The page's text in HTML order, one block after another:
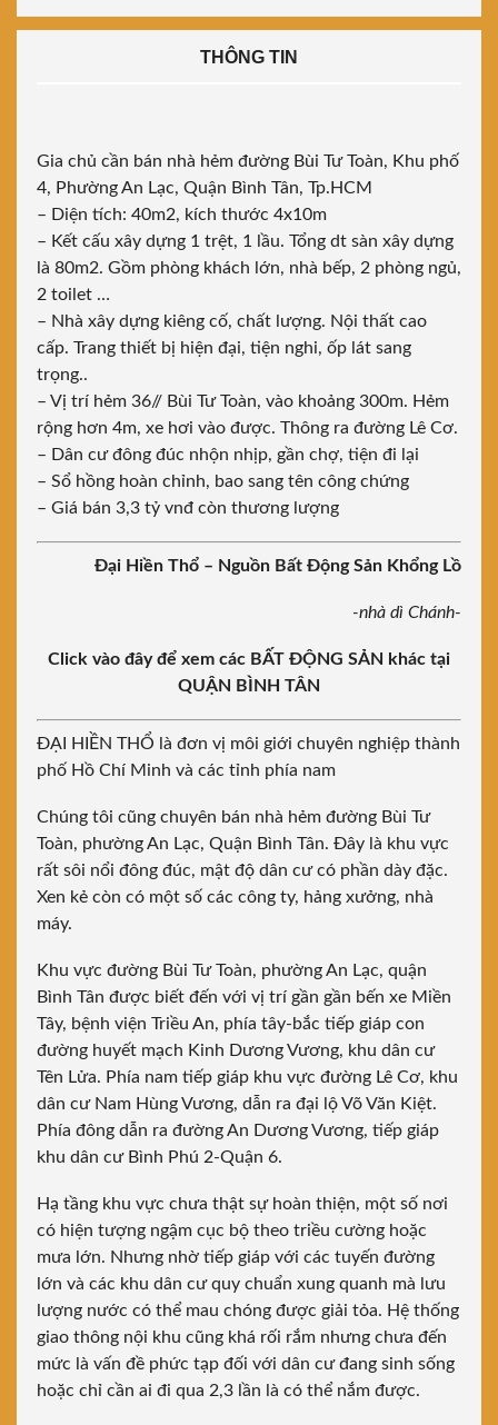
THÔNG TIN
Gia chủ cần bán nhà hẻm đường Bùi Tư Toàn, Khu phố
4, Phường An Lạc, Quận Bình Tân, Tp.HCM
– Diện tích: 40m2, kích thước 4x10m
– Kết cấu xây dựng 1 trệt, 1 lầu. Tổng dt sàn xây dựng
là 80m2. Gồm phòng khách lớn, nhà bếp, 2 phòng ngủ,
2 toilet …
– Nhà xây dựng kiêng cố, chất lượng. Nội thất cao
cấp. Trang thiết bị hiện đại, tiện nghi, ốp lát sang
trọng..
– Vị trí hẻm 36// Bùi Tư Toàn, vào khoảng 300m. Hẻm
rộng hơn 4m, xe hơi vào được. Thông ra đường Lê Cơ.
– Dân cư đông đúc nhộn nhịp, gần chợ, tiện đi lại
– Sổ hồng hoàn chỉnh, bao sang tên công chứng
– Giá bán 3,3 tỷ vnđ còn thương lượng
Đại Hiền Thổ – Nguồn Bất Động Sản Khổng Lồ
-nhà dì Chánh-
Click vào đây để xem các BẤT ĐỘNG SẢN khác tại
QUẬN BÌNH TÂN
ĐẠI HIỀN THỔ là đơn vị môi giới chuyên nghiệp thành
phố Hồ Chí Minh và các tỉnh phía nam
Chúng tôi cũng chuyên bán nhà hẻm đường Bùi Tư
Toàn, phường An Lạc, Quận Bình Tân. Đây là khu vực
rất sôi nổi đông đúc, mật độ dân cư có phần dày đặc.
Xen kẻ còn có một số các công ty, hảng xưởng, nhà
máy.
Khu vực đường Bùi Tư Toàn, phường An Lạc, quận
Bình Tân được biết đến với vị trí gần gần bến xe Miền
Tây, bệnh viện Triều An, phía tây-bắc tiếp giáp con
đường huyết mạch Kinh Dương Vương, khu dân cư
Tên Lửa. Phía nam tiếp giáp khu vực đường Lê Cơ, khu
dân cư Nam Hùng Vương, dẫn ra đại lộ Võ Văn Kiệt.
Phía đông dẫn ra đường An Dương Vương, tiếp giáp
khu dân cư Bình Phú 2-Quận 6.
Hạ tầng khu vực chưa thật sự hoàn thiện, một số nơi
có hiện tượng ngậm cục bộ theo triều cường hoặc
mưa lớn. Nhưng nhờ tiếp giáp với các tuyến đường
lớn và các khu dân cư quy chuẩn xung quanh mà lưu
lượng nước có thể mau chóng được giải tỏa. Hệ thống
giao thông nội khu cũng khá rối rắm nhưng chưa đến
mức là vấn đề phức tạp đối với dân cư đang sinh sống
hoặc chỉ cần ai đi qua 2,3 lần là có thể nắm được.